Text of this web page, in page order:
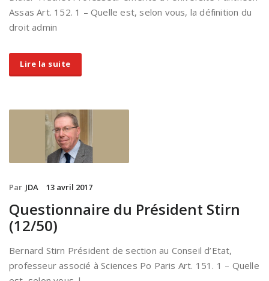
Assas Art. 152. 1 – Quelle est, selon vous, la définition du
droit admin
Lire la suite
Par JDA 13 avril 2017
Questionnaire du Président Stirn
(12/50)
Bernard Stirn Président de section au Conseil d’Etat,
professeur associé à Sciences Po Paris Art. 151. 1 – Quelle